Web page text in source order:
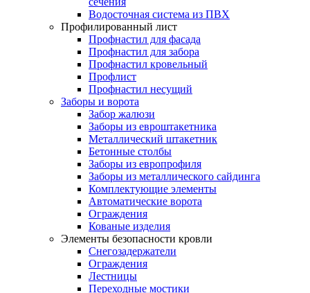
Водосточная система из ПВХ
Профилированный лист
Профнастил для фасада
Профнастил для забора
Профнастил кровельный
Профлист
Профнастил несущий
Заборы и ворота
Забор жалюзи
Заборы из евроштакетника
Металлический штакетник
Бетонные столбы
Заборы из европрофиля
Заборы из металлического сайдинга
Комплектующие элементы
Автоматические ворота
Ограждения
Кованые изделия
Элементы безопасности кровли
Снегозадержатели
Ограждения
Лестницы
Переходные мостики